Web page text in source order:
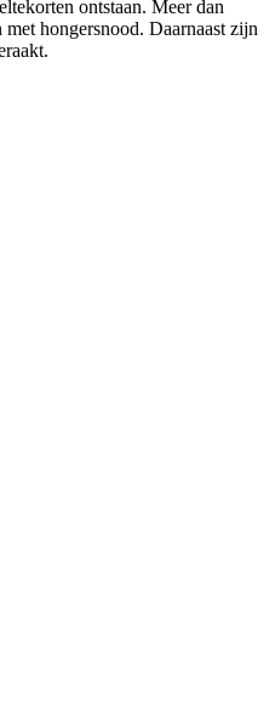
ontstaan. Meer dan
hongersnood. Daarnaast zijn